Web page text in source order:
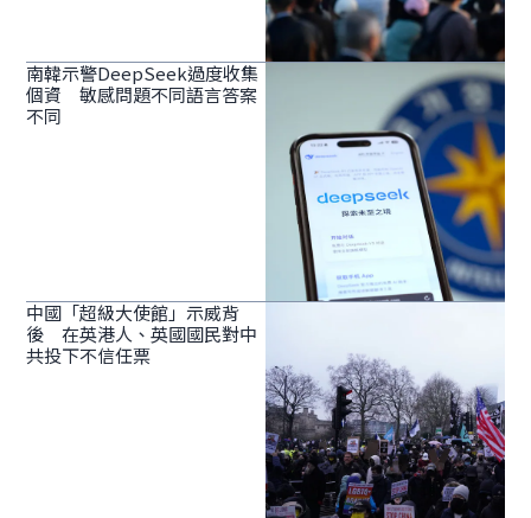
南韓示警DeepSeek過度收集
個資 敏感問題不同語言答案
不同
中國「超級大使館」示威背
後 在英港人、英國國民對中
共投下不信任票